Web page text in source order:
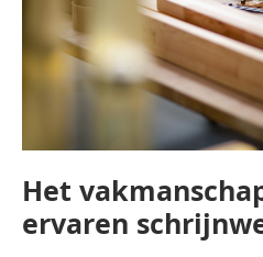
Het
ervaren